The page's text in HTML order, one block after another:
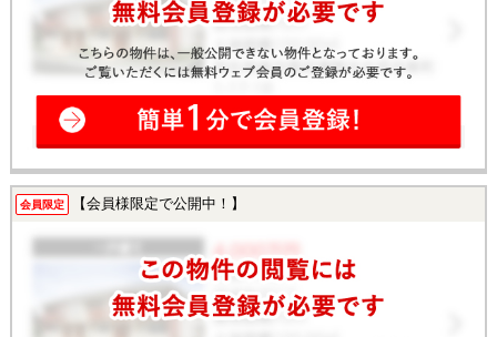
会員限定 【会員様限定で公開中！】